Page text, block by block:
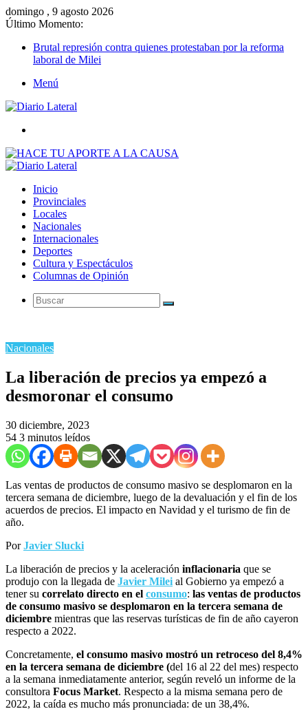
domingo , 9 agosto 2026
Último Momento:
Brutal represión contra quienes protestaban por la reforma
laboral de Milei
Menú
Inicio
Provinciales
Locales
Nacionales
Internacionales
Deportes
Cultura y Espectáculos
Columnas de Opinión
Buscar
Nacionales
La liberación de precios ya empezó a
desmoronar el consumo
30 diciembre, 2023
54 3 minutos leídos
Las ventas de productos de consumo masivo se desplomaron en la
tercera semana de diciembre, luego de la devaluación y el fin de los
acuerdos de precios. El impacto en Navidad y el turismo de fin de
año.
PorJavier Slucki
La liberación de precios y la aceleración inflacionaria que se
produjo con la llegada de Javier Milei al Gobierno ya empezó a
tener su correlato directo en el consumo: las ventas de productos
de consumo masivo se desplomaron en la tercera semana de
diciembre mientras que las reservas turísticas de fin de año cayeron
respecto a 2022.
Concretamente, el consumo masivo mostró un retroceso del 8,4%
en la tercera semana de diciembre (del 16 al 22 del mes) respecto
a la semana inmediatamente anterior, según reveló un informe de la
consultora Focus Market. Respecto a la misma semana pero de
2022, la caída es mucho más pronunciada: de un 38,4%.